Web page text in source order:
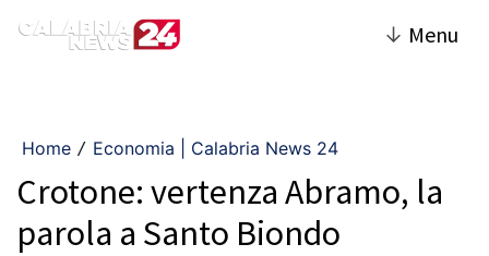
↓ Menu
Home / Economia | Calabria News 24
Crotone: vertenza Abramo, la
parola a Santo Biondo